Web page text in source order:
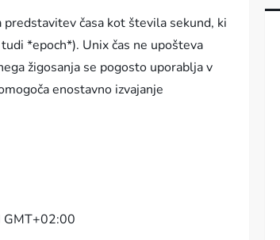
časa kot števila sekund, ki
*epoch*). Unix čas ne upošteva
žigosanja se pogosto uporablja v
enostavno izvajanje
GMT+02:00